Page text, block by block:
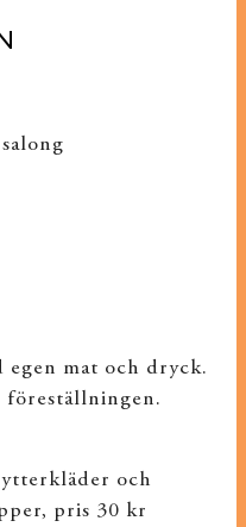
mat och dryck.
föreställningen.
och
pris 30 kr